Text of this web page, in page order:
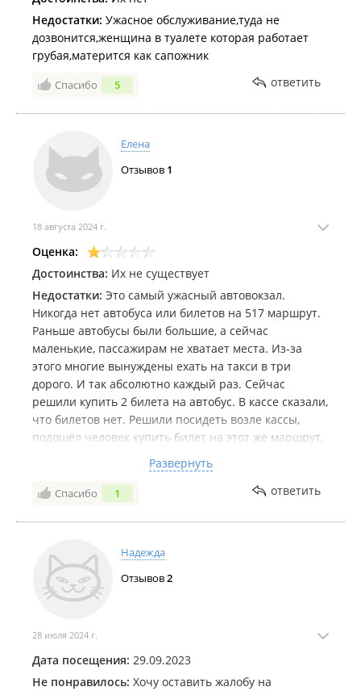
Недостатки: Ужасное обслуживание,туда не
дозвонится,женщина в туалете которая работает
грубая,матерится как сапожник
Спасибо 5 ответить
Елена
Отзывов 1
18 августа 2024 г.
Оценка:
Достоинства: Их не существует
Недостатки: Это самый ужасный автовокзал.
Никогда нет автобуса или билетов на 517 маршрут.
Раньше автобусы были большие, а сейчас
маленькие, пассажирам не хватает места. Из-за
этого многие вынуждены ехать на такси в три
дорого. И так абсолютно каждый раз. Сейчас
решили купить 2 билета на автобус. В кассе сказали,
что билетов нет. Решили посидеть возле кассы,
подошёл человек купить билет на этот же маршрут,
этом несчастном билете не сказали?? Один из нас
мог бы уехать. Это действительно какое-то
Развернуть
Спасибо 1 ответить
Надежда
Отзывов2
28 июля 2024 г.
Дата посещения: 29.09.2023
Не понравилось: Хочу оставить жалобу на